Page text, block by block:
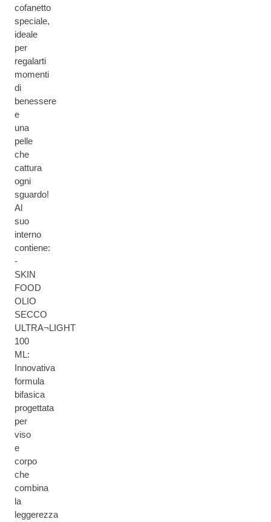
cofanetto
speciale,
ideale
per
regalarti
momenti
di
benessere
e
una
pelle
che
cattura
ogni
sguardo!
Al
suo
interno
contiene:
-
SKIN
FOOD
OLIO
SECCO
ULTRA¬LIGHT
100
ML:
Innovativa
formula
bifasica
progettata
per
viso
e
corpo
che
combina
la
leggerezza